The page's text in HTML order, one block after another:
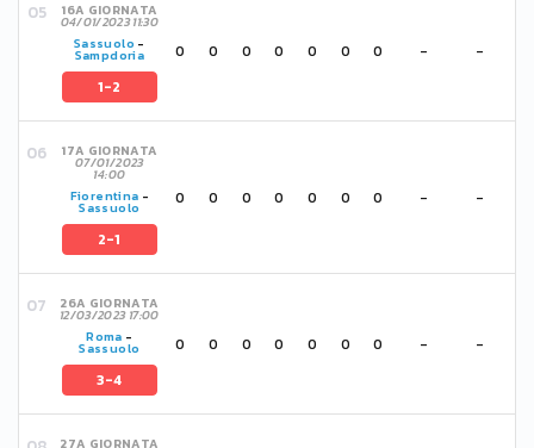
16A GIORNATA
04/01/2023 11:30
Sassuolo -
Sampdoria
1-2
0 0 0 0 0 0 0 - -
17A GIORNATA
07/01/2023
14:00
Fiorentina -
Sassuolo
2-1
0 0 0 0 0 0 0 - -
26A GIORNATA
12/03/2023 17:00
Roma -
Sassuolo
3-4
0 0 0 0 0 0 0 - -
27A GIORNATA